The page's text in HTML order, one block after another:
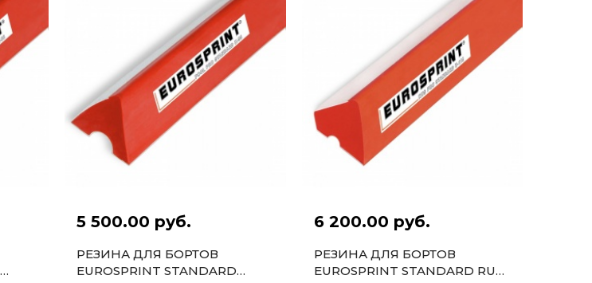
5 500.00 руб.
РЕЗИНА ДЛЯ БОРТОВ
EUROSPRINT STANDARD
6 200.00 руб.
РЕЗИНА ДЛЯ БОРТОВ
EUROSPRINT STANDARD RUS